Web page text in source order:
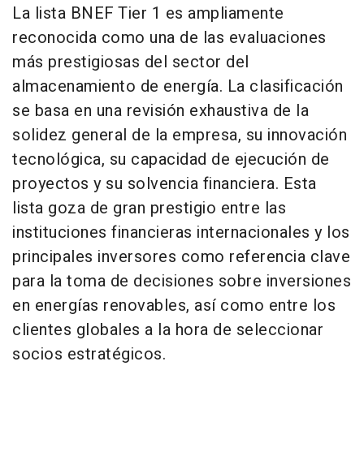
La lista BNEF Tier 1 es ampliamente
reconocida como una de las evaluaciones
más prestigiosas del sector del
almacenamiento de energía. La clasificación
se basa en una revisión exhaustiva de la
solidez general de la empresa, su innovación
tecnológica, su capacidad de ejecución de
proyectos y su solvencia financiera. Esta
lista goza de gran prestigio entre las
instituciones financieras internacionales y los
principales inversores como referencia clave
para la toma de decisiones sobre inversiones
en energías renovables, así como entre los
clientes globales a la hora de seleccionar
socios estratégicos.